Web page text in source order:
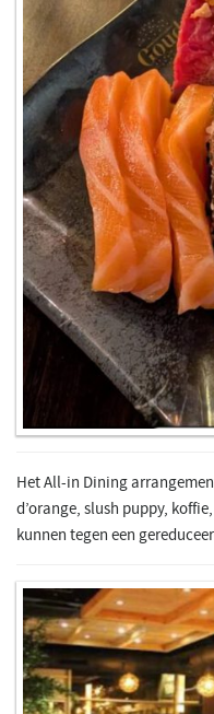
Het All-in Dining
d’orange, slush puppy,
kunnen tegen een